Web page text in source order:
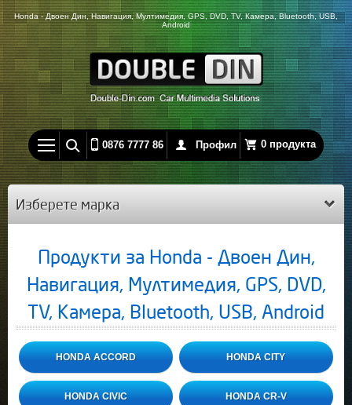
Honda - Двоен Дин, Навигация, Мултимедия, GPS, DVD, TV, Камера, Bluetooth, USB,
Android
0876 7777 86 Профил 0 продукта
Изберете марка
Продукти за Honda - Двоен Дин,
Навигация, Мултимедия, GPS, DVD,
TV, Камера, Bluetooth, USB, Android
HONDA ACCORD HONDA CITY
HONDA CIVIC HONDA CR-V